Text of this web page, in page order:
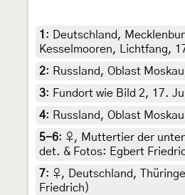
1 :
Deutschland,
Kesselmooren, Lichtfang,
2: Russland, Oblast
3: Fundort wie Bild 2, 17.
4: Russland, Oblast
5-6: ♀, Muttertier der
det. & Fotos: Egbert
7: ♀, Deutschland,
Friedrich)